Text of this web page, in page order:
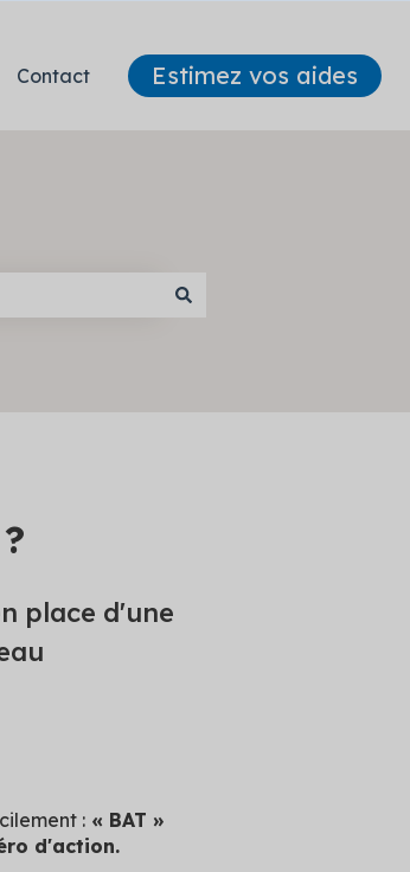
le sous-menu pour Nos secteurs
Contact Estimez vos aides
place d'une
:« BAT »
d'action.